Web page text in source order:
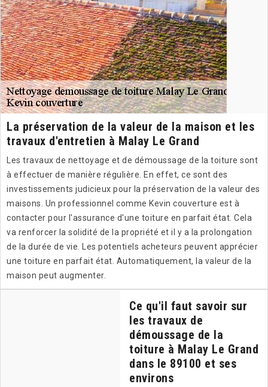
La préservation de la valeur de la maison et les
travaux d'entretien à Malay Le Grand
Les travaux de nettoyage et de démoussage de la toiture sont
à effectuer de manière régulière. En effet, ce sont des
investissements judicieux pour la préservation de la valeur des
maisons. Un professionnel comme Kevin couverture est à
contacter pour l'assurance d'une toiture en parfait état. Cela
va renforcer la solidité de la propriété et il y a la prolongation
de la durée de vie. Les potentiels acheteurs peuvent apprécier
une toiture en parfait état. Automatiquement, la valeur de la
maison peut augmenter.
Ce qu'il faut savoir sur
les travaux de
démoussage de la
toiture à Malay Le Grand
dans le 89100 et ses
environs